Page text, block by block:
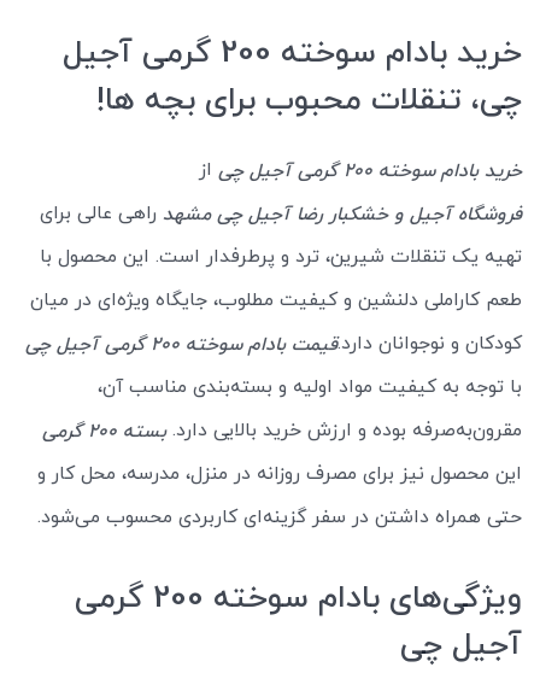
خرید بادام سوخته 200 گرمی آجیل
چی، تنقلات محبوب برای بچه ها!
خرید بادام سوخته 200 گرمی آجیل چی
از
فروشگاه آجیل و خشکبار رضا آجیل چی مشهد راهی عالی برای
تهیه یک تنقلات شیرین، ترد و پرطرفدار است. این محصول با
طعم کاراملی دلنشین و کیفیت مطلوب، جایگاه ویژه‌ای در میان
کودکان و نوجوانان دارد.قیمت بادام سوخته 200 گرمی آجیل چی
با توجه به کیفیت مواد اولیه و بسته‌بندی مناسب آن،
مقرون‌به‌صرفه بوده و ارزش خرید بالایی دارد.بسته 200 گرمی
این محصول نیز برای مصرف روزانه در منزل، مدرسه، محل کار و
حتی همراه داشتن در سفر گزینه‌ای کاربردی محسوب می‌شود.
ویژگی‌های بادام سوخته 200 گرمی
آجیل چی